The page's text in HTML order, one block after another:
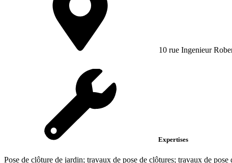
10 rue Ingenieur
Expertises
Pose de clôture de jardin; travaux de pose de clôtures; travaux de pose